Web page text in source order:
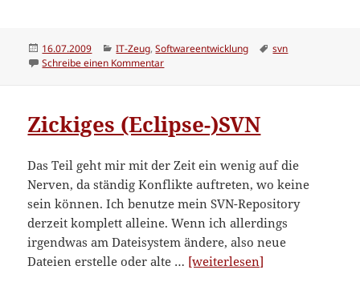
Ubuntu
aufsetzen”
Veröffentlicht
am
16.07.2009 Kategorien
IT-Zeug,Softwareentwicklung Schlagwörter
svn
Schreibe einen Kommentarzu SVN-Server unter Ubuntu aufsetzen
Zickiges (Eclipse-)SVN
Das Teil geht mir mit der Zeit ein wenig auf die
Nerven, da ständig Konflikte auftreten, wo keine
sein können. Ich benutze mein SVN-Repository
derzeit komplett alleine. Wenn ich allerdings
irgendwas am Dateisystem ändere, also neue
Dateien erstelle oder alte … [weiterlesen]